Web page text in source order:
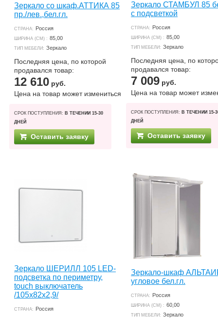
Зеркало со шкаф.АТТИКА 85
пр./лев.,бел.гл.
СТРАНА: Россия
ШИРИНА (СМ) : 85,00
ТИП МЕБЕЛИ: Зеркало
Последняя цена, по которой
продавался товар:
12 610 руб.
Цена на товар может измениться
СРОК ПОСТУПЛЕНИЯ: В ТЕЧЕНИИ 15-30
ДНЕЙ
Оставить заявку
Зеркало СТАМБУЛ 85
с подсветкой
СТРАНА: Россия
ШИРИНА (СМ) : 85,00
ТИП МЕБЕЛИ: Зеркало
Последняя цена, по
продавался товар:
7 009 руб.
Цена на товар может
СРОК ПОСТУПЛЕНИЯ: В ТЕЧЕНИИ 15-
ДНЕЙ
Оставить заявку
Зеркало ШЕРИЛЛ 105 LED-
подсветка по периметру,
touch выключатель
/105х82х2,9/
СТРАНА: Россия
Зеркало-шкаф
угловое бел.гл.
СТРАНА: Россия
ШИРИНА (СМ) : 60,00
ТИП МЕБЕЛИ: Зеркало